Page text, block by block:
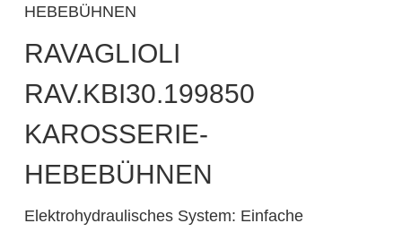
HEBEBÜHNEN
RAVAGLIOLI
RAV.KBI30.199850
KAROSSERIE-
HEBEBÜHNEN
Elektrohydraulisches System: Einfache